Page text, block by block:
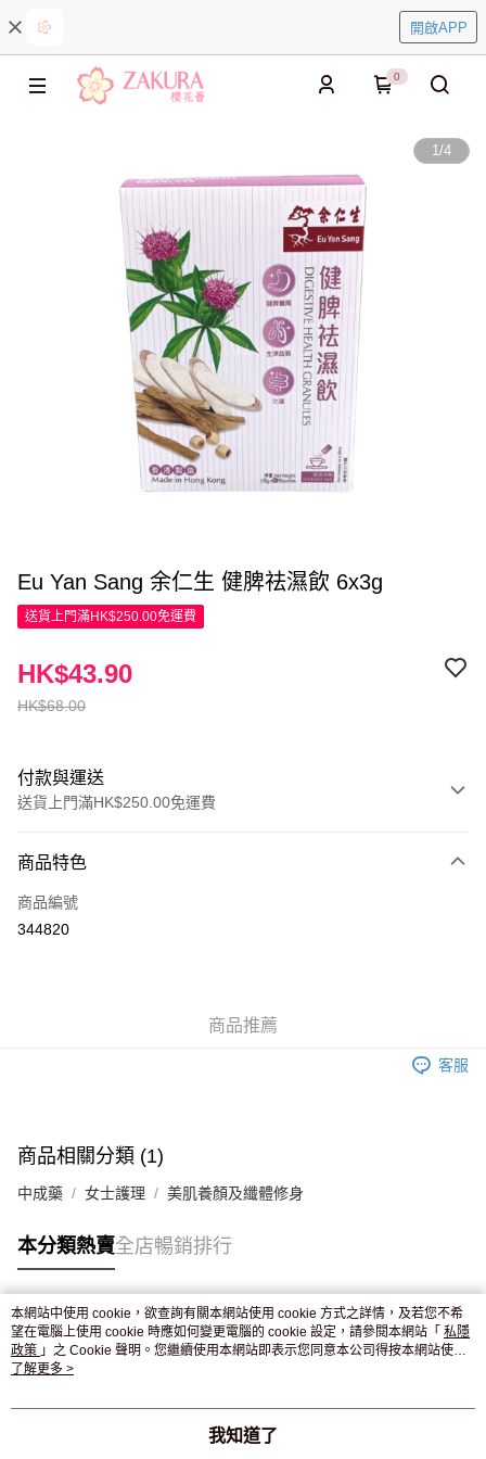
開啟APP
0
1/4
Eu Yan Sang 余仁生 健脾祛濕飲 6x3g
送貨上門滿HK$250.00免運費
HK$68.00
HK$43.90
付款與運送
送貨上門滿HK$250.00免運費
信用卡
Apple Pay
付款後門市自取，訂單確認後2-4個工作天到店，7天內取。逾期後
商品特色
商品編號
344820
商品推薦
客服
商品相關分類 (1)
中成藥 女士護理 美肌養顏及纖體修身
本分類熱賣全店暢銷排行
熱門標籤
熱銷排行
本網站中使用 cookie，欲查詢有關本網站使用 cookie 方式之詳情，及若您不希
望在電腦上使用 cookie 時應如何變更電腦的 cookie 設定，請參閱本網站「 私隱
政策 」之 Cookie 聲明。您繼續使用本網站即表示您同意本公司得按本網站使用
條款之 Cookie 聲明使用 cookie。
了解更多 >
我知道了